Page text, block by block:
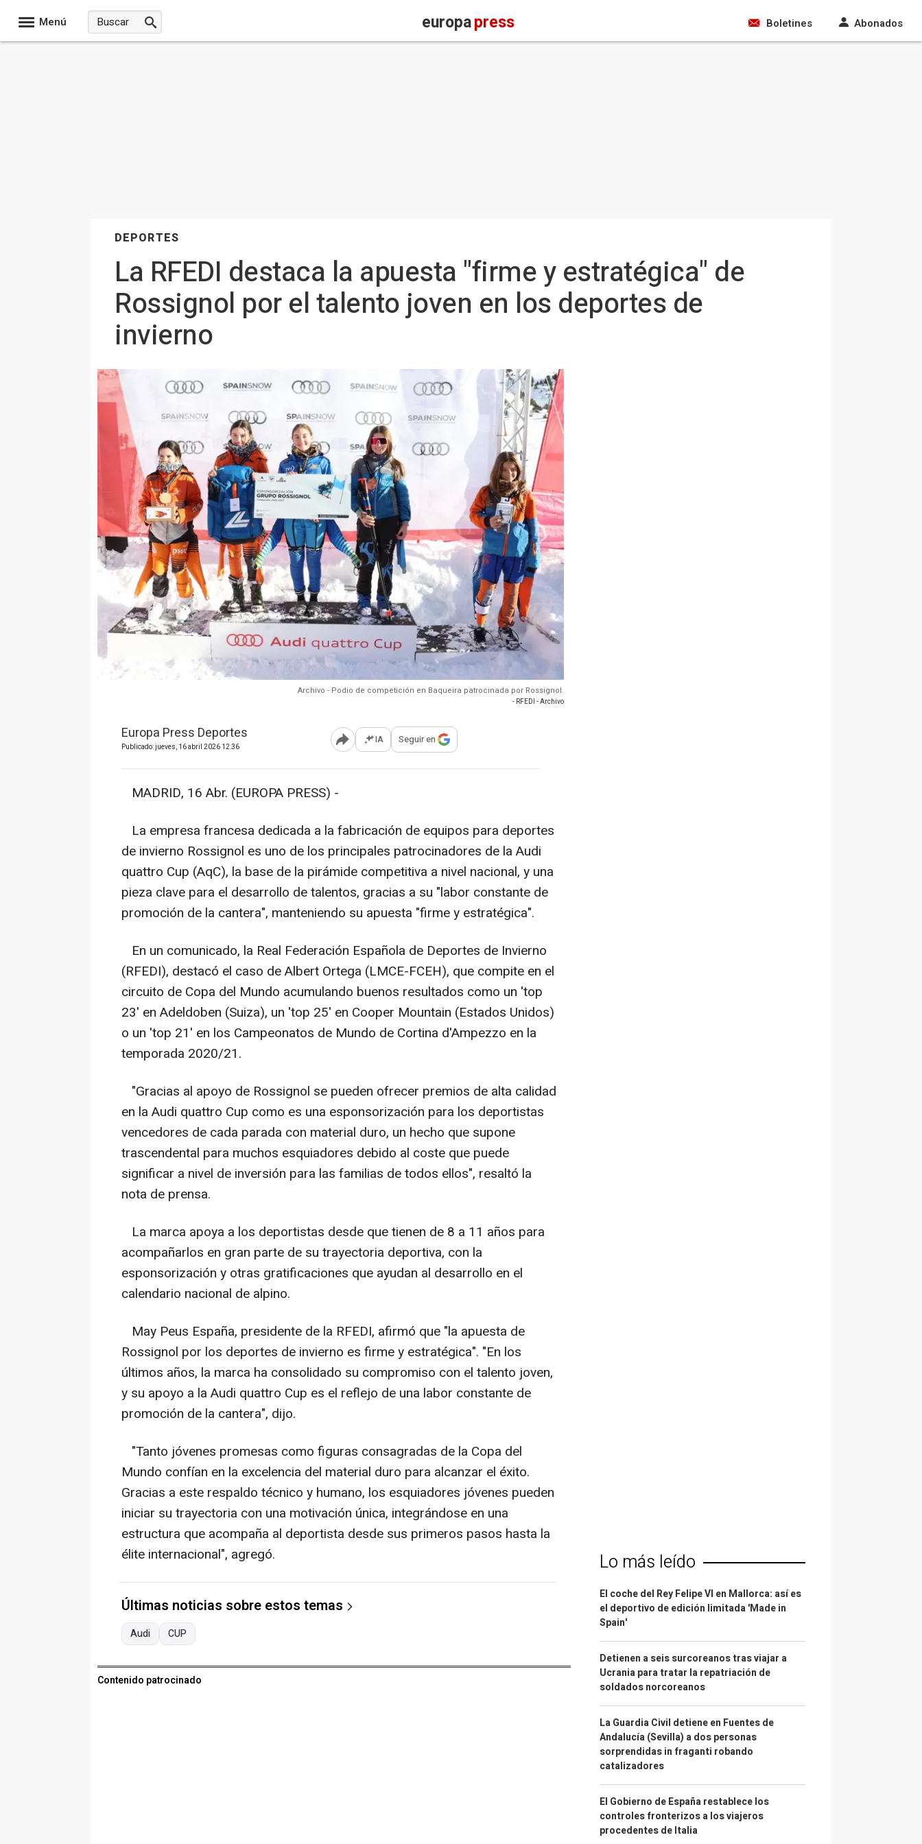
Menú europapress Boletines Abonados
DEPORTES
La RFEDI destaca la apuesta "firme y estratégica" de
Rossignol por el talento joven en los deportes de
invierno
Archivo - Podio de competición en Baqueira patrocinada por Rossignol.
- RFEDI - Archivo
Europa Press Deportes
Publicado: jueves, 16 abril 2026 12:36 Abrir opciones para compartir
IA Seguir en
MADRID, 16 Abr. (EUROPA PRESS) -
La empresa francesa dedicada a la fabricación de equipos para deportes
de invierno Rossignol es uno de los principales patrocinadores de la Audi
quattro Cup (AqC), la base de la pirámide competitiva a nivel nacional, y una
pieza clave para el desarrollo de talentos, gracias a su "labor constante de
promoción de la cantera", manteniendo su apuesta "firme y estratégica".
En un comunicado, la Real Federación Española de Deportes de Invierno
(RFEDI), destacó el caso de Albert Ortega (LMCE-FCEH), que compite en el
circuito de Copa del Mundo acumulando buenos resultados como un 'top
23' en Adeldoben (Suiza), un 'top 25' en Cooper Mountain (Estados Unidos)
o un 'top 21' en los Campeonatos de Mundo de Cortina d'Ampezzo en la
temporada 2020/21.
"Gracias al apoyo de Rossignol se pueden ofrecer premios de alta calidad
en la Audi quattro Cup como es una esponsorización para los deportistas
vencedores de cada parada con material duro, un hecho que supone
trascendental para muchos esquiadores debido al coste que puede
significar a nivel de inversión para las familias de todos ellos", resaltó la
nota de prensa.
La marca apoya a los deportistas desde que tienen de 8 a 11 años para
acompañarlos en gran parte de su trayectoria deportiva, con la
esponsorización y otras gratificaciones que ayudan al desarrollo en el
calendario nacional de alpino.
May Peus España, presidente de la RFEDI, afirmó que "la apuesta de
Rossignol por los deportes de invierno es firme y estratégica". "En los
últimos años, la marca ha consolidado su compromiso con el talento joven,
y su apoyo a la Audi quattro Cup es el reflejo de una labor constante de
promoción de la cantera", dijo.
"Tanto jóvenes promesas como figuras consagradas de la Copa del
Mundo confían en la excelencia del material duro para alcanzar el éxito.
Gracias a este respaldo técnico y humano, los esquiadores jóvenes pueden
iniciar su trayectoria con una motivación única, integrándose en una
estructura que acompaña al deportista desde sus primeros pasos hasta la
élite internacional", agregó.
Últimas noticias sobre estos temas
Audi CUP
Contenido patrocinado
Lo más leído
El coche del Rey Felipe VI en Mallorca: así es
el deportivo de edición limitada 'Made in
Spain'
Detienen a seis surcoreanos tras viajar a
Ucrania para tratar la repatriación de
soldados norcoreanos
La Guardia Civil detiene en Fuentes de
Andalucía (Sevilla) a dos personas
sorprendidas in fraganti robando
catalizadores
El Gobierno de España restablece los
controles fronterizos a los viajeros
procedentes de Italia